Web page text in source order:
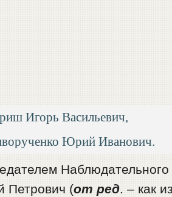
Игорь Васильевич,
Юрий Иванович.
Петрович (от ред. – как